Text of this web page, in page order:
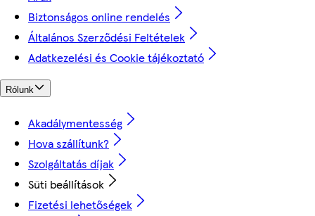
Biztonságos online rendelés
Általános Szerződési Feltételek
Adatkezelési és Cookie tájékoztató
Rólunk
Akadálymentesség
Hova szállítunk?
Szolgáltatás díjak
Süti beállítások
Fizetési lehetőségek